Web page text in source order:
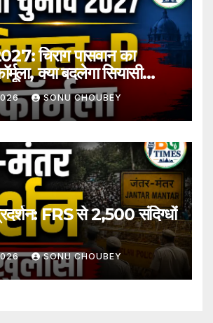
चिराग पासवान का
क्या बदलेगा सियासी
SONU CHOUBEY
FRS से 2,500 संदिग्धों
SONU CHOUBEY